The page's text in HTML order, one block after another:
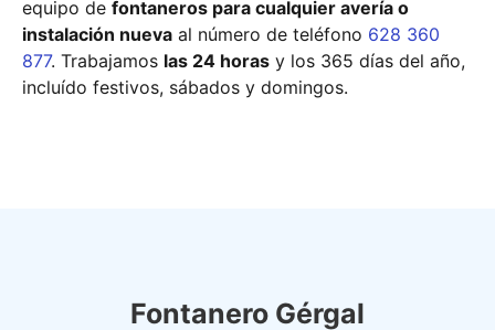
equipo de fontaneros para cualquier avería o
instalación nueva al número de teléfono 628 360
877. Trabajamos las 24 horas y los 365 días del año,
incluído festivos, sábados y domingos.
Fontanero Gérgal